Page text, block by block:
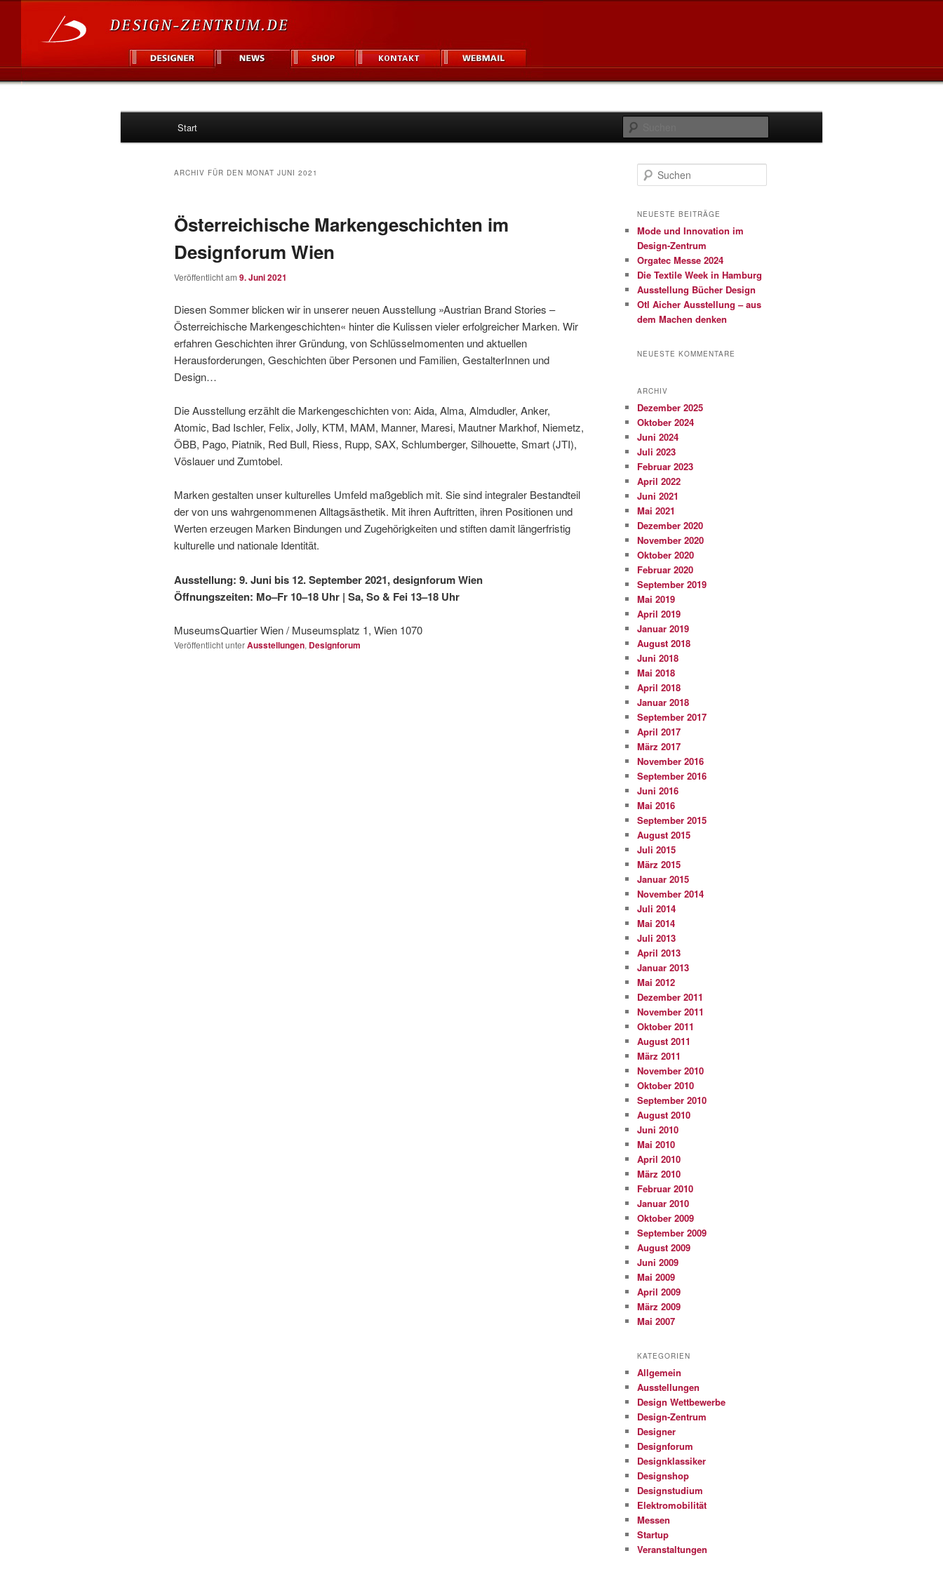
Design Zentrum
Zum
Zum
wechseln
Start
ARCHIV FÜR DEN MONAT JUNI 2021
Österreichische Markengeschichten im
Designforum Wien
Veröffentlicht am 9. Juni 2021
Diesen Sommer blicken wir in unserer neuen Ausstellung »Austrian Brand Stories –
Österreichische Markengeschichten« hinter die Kulissen vieler erfolgreicher Marken. Wir
erfahren Geschichten ihrer Gründung, von Schlüsselmomenten und aktuellen
Herausforderungen, Geschichten über Personen und Familien, GestalterInnen und
Design…
Die Ausstellung erzählt die Markengeschichten von: Aida, Alma, Almdudler, Anker,
Atomic, Bad Ischler, Felix, Jolly, KTM, MAM, Manner, Maresi, Mautner Markhof, Niemetz,
ÖBB, Pago, Piatnik, Red Bull, Riess, Rupp, SAX, Schlumberger, Silhouette, Smart (JTI),
Vöslauer und Zumtobel.
Marken gestalten unser kulturelles Umfeld maßgeblich mit. Sie sind integraler Bestandteil
der von uns wahrgenommenen Alltagsästhetik. Mit ihren Auftritten, ihren Positionen und
Werten erzeugen Marken Bindungen und Zugehörigkeiten und stiften damit längerfristig
kulturelle und nationale Identität.
Ausstellung: 9. Juni bis 12. September 2021, designforum Wien
Öffnungszeiten: Mo–Fr 10–18 Uhr | Sa, So & Fei 13–18 Uhr
MuseumsQuartier Wien / Museumsplatz 1, Wien 1070
Veröffentlicht unterAusstellungen, Designforum
u
h
n
NEUESTE BEITRÄGE
Mode und Innovation im
Design-Zentrum
Orgatec Messe 2024
Die Textile Week in Hamburg
Ausstellung Bücher Design
Otl Aicher Ausstellung – aus
dem Machen denken
NEUESTE KOMMENTARE
ARCHIV
Dezember 2025
Oktober 2024
Juni 2024
Juli 2023
Februar 2023
April 2022
Juni 2021
Mai 2021
Dezember 2020
November 2020
Oktober 2020
Februar 2020
September 2019
Mai 2019
April 2019
Januar 2019
August 2018
Juni 2018
Mai 2018
April 2018
Januar 2018
September 2017
April 2017
März 2017
November 2016
September 2016
Juni 2016
Mai 2016
September 2015
August 2015
Juli 2015
März 2015
Januar 2015
November 2014
Juli 2014
Mai 2014
Juli 2013
April 2013
Januar 2013
Mai 2012
Dezember 2011
November 2011
Oktober 2011
August 2011
März 2011
November 2010
Oktober 2010
September 2010
August 2010
Juni 2010
Mai 2010
April 2010
März 2010
Februar 2010
Januar 2010
Oktober 2009
September 2009
August 2009
Juni 2009
Mai 2009
April 2009
März 2009
Mai 2007
KATEGORIEN
Allgemein
Ausstellungen
Design Wettbewerbe
Design-Zentrum
Designer
Designforum
Designklassiker
Designshop
Designstudium
Elektromobilität
Messen
Startup
Veranstaltungen